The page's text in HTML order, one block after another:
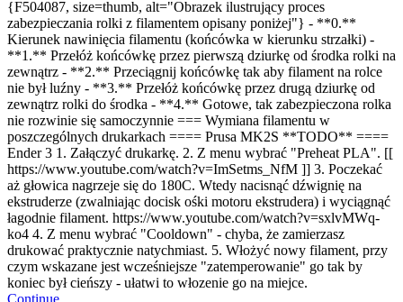
{F504087, size=thumb, alt="Obrazek ilustrujący proces
zabezpieczania rolki z filamentem opisany poniżej"} - **0.**
Kierunek nawinięcia filamentu (końcówka w kierunku strzałki) -
**1.** Przełóż końcówkę przez pierwszą dziurkę od środka rolki na
zewnątrz - **2.** Przeciągnij końcówkę tak aby filament na rolce
nie był luźny - **3.** Przełóż końcówkę przez drugą dziurkę od
zewnątrz rolki do środka - **4.** Gotowe, tak zabezpieczona rolka
nie rozwinie się samoczynnie === Wymiana filamentu w
poszczególnych drukarkach ==== Prusa MK2S **TODO** ====
Ender 3 1. Załączyć drukarkę. 2. Z menu wybrać "Preheat PLA". [[
https://www.youtube.com/watch?v=ImSetms_NfM ]] 3. Poczekać
aż głowica nagrzeje się do 180C. Wtedy nacisnąć dźwignię na
ekstruderze (zwalniając docisk ośki motoru ekstrudera) i wyciągnąć
łagodnie filament. https://www.youtube.com/watch?v=sxlvMWq-
ko4 4. Z menu wybrać "Cooldown" - chyba, że zamierzasz
drukować praktycznie natychmiast. 5. Włożyć nowy filament, przy
czym wskazane jest wcześniejsze "zatemperowanie" go tak by
koniec był cieńszy - ułatwi to włozenie go na miejce.
Continue